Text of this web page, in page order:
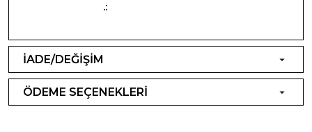
.:
İADE/DEĞİŞİM
ÖDEME SEÇENEKLERİ